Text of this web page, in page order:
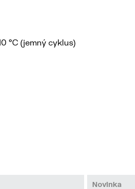
°C (jemný cyklus)
Novinka